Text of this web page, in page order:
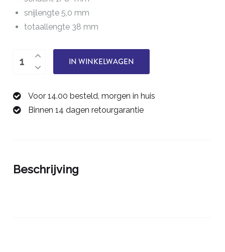
snijlengte 5,0 mm
totaallengte 38 mm
twee-
snijder
mm
0068624K
IN WINKELWAGEN
Voor 14.00 besteld, morgen in huis
Binnen 14 dagen retourgarantie
Beschrijving